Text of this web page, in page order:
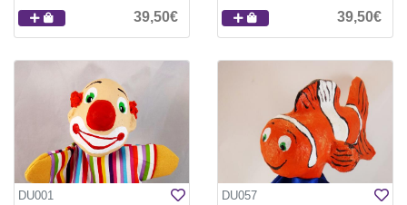
39,50€ 39,50€
DU001 DU057